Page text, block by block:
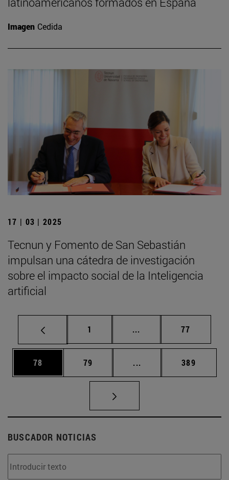
Imagen Cedida
17 | 03 | 2025
Tecnun y Fomento de San Sebastián
impulsan una cátedra de investigación
sobre el impacto social de la Inteligencia
artificial
Página
1 ... Páginas intermedias
Página
77
Página
78 Página
79 ... Páginas intermedias
Página
389
BUSCADOR NOTICIAS